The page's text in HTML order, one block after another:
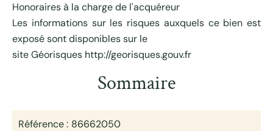
Honoraires à la charge de l'acquéreur
Les informations sur les risques auxquels ce bien est
exposé sont disponibles sur le
site Géorisques http://georisques.gouv.fr
Sommaire
Référence 86662050